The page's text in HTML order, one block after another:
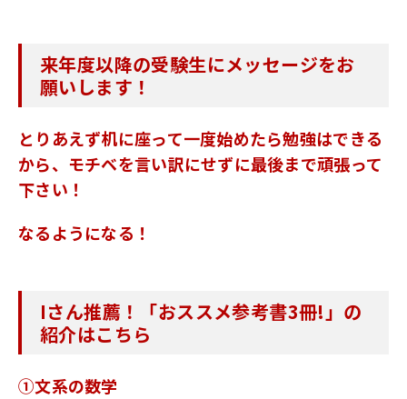
来年度以降の受験生にメッセージをお
願いします！
とりあえず机に座って一度始めたら勉強はできる
から、モチベを言い訳にせずに最後まで頑張って
下さい！
なるようになる！
Iさん推薦！「おススメ参考書3冊!」の
紹介はこちら
①文系の数学